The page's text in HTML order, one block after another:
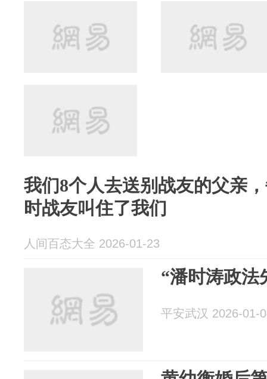
我们8个人去送别战友的父亲
时战友叫住了我们
人间百态大全 2026-01-23
“潘时涛政法
平安武汉 2026-01-